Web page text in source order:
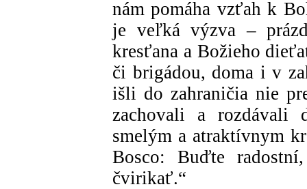
nám pomáha vzťah k
je veľká výzva –
kresťana a Božieho
či brigádou, doma i v
išli do zahraničia nie
zachovali a rozdávali
smelým a atraktívnym
Bosco: Buďte
čvirikať.“